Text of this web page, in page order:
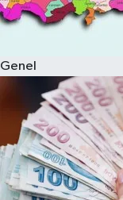
Genel